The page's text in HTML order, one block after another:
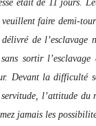
était de 11 jours.
faire demi-
de l’esclavage
sortir
Devant la difficulté
l’attitude du
jamais les